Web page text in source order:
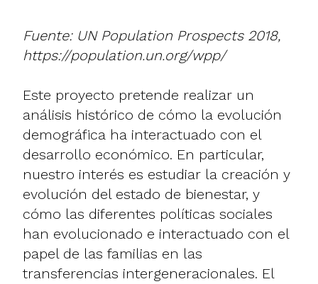
Fuente: UN Population Prospects 2018,
https://population.un.org/wpp/
Este proyecto pretende realizar un
análisis histórico de cómo la evolución
demográfica ha interactuado con el
desarrollo económico. En particular,
nuestro interés es estudiar la creación y
evolución del estado de bienestar, y
cómo las diferentes políticas sociales
han evolucionado e interactuado con el
papel de las familias en las
transferencias intergeneracionales. El